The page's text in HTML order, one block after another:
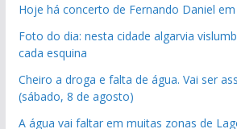
Hoje há concerto de Fernando Daniel
Foto do dia: nesta cidade algarvia
cada esquina
Cheiro a droga e falta de água. Vai ser
(sábado, 8 de agosto)
A água vai faltar em muitas zonas de